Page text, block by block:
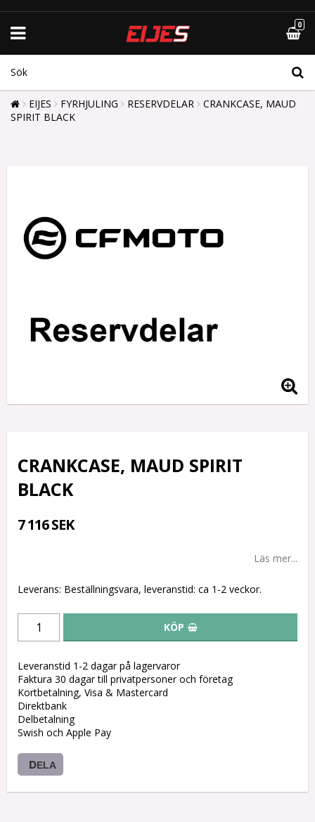
0
EIJES FYRHJULING RESERVDELAR
CRANKCASE, MAUD
SPIRIT BLACK
CRANKCASE, MAUD SPIRIT
BLACK
7 116 SEK
Läs mer...
Leverans: Beställningsvara, leveranstid: ca 1-2 veckor.
KÖP
Leveranstid 1-2 dagar på lagervaror
Faktura 30 dagar till privatpersoner och företag
Kortbetalning, Visa & Mastercard
Direktbank
Delbetalning
Swish och Apple Pay
DELA